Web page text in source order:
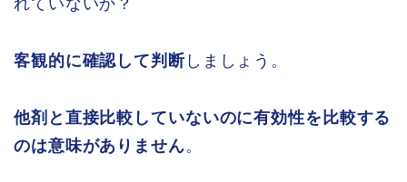
客観的に確認して判断しましょう。
他剤と直接比較していないのに有効性を比較する
のは意味がありません。